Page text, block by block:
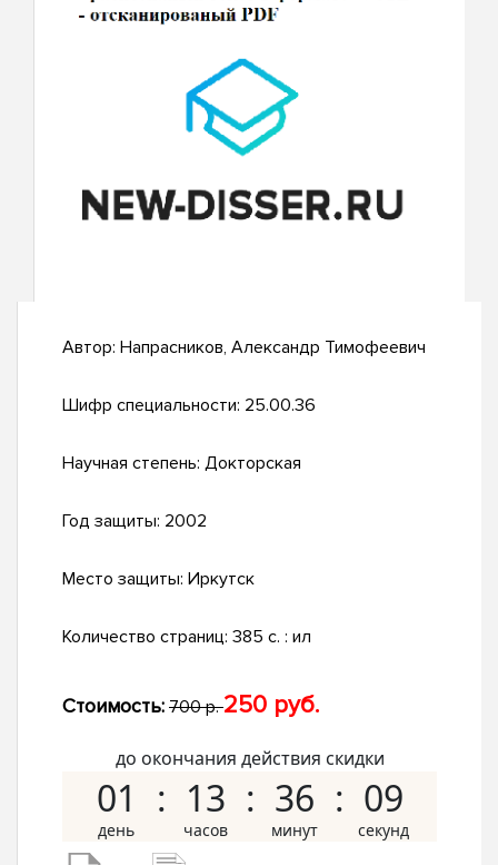
Автор: Напрасников, Александр Тимофеевич
Шифр специальности: 25.00.36
Научная степень: Докторская
Год защиты: 2002
Место защиты: Иркутск
Количество страниц: 385 с. : ил
Стоимость: 700 р.250 руб.
до окончания действия скидки
01 13 36 08